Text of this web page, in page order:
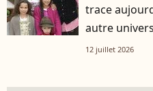
trace
autre univers
12 juillet 2026